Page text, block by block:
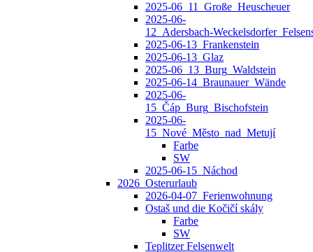
2025-06_11_Große_Heuscheuer
2025-06-
2025-06-13_Frankenstein
2025-06-13_Glaz
2025-06_13_Burg_Waldstein
2025-06-14_Braunauer_Wände
2025-06-
15_Čáp_Burg_Bischofstein
2025-06-
15_Nové_Město_nad_Metují
Farbe
SW
2025-06-15_Náchod
2026_Osterurlaub
2026-04-07_Ferienwohnung
Ostaš und die Kočičí skály
Farbe
SW
Teplitzer Felsenwelt